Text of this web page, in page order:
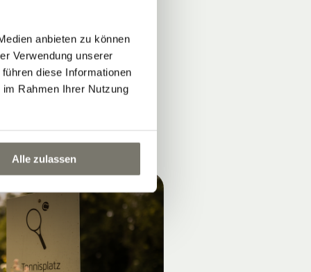
anbieten zu können
Verwendung unserer
diese Informationen
Rahmen Ihrer Nutzung
Alle zulassen